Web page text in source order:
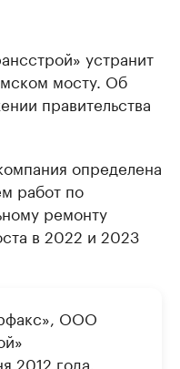
устранит
мосту. Об
правительства
определена
работ по
ремонту
в 2022 и 2023
ООО
2012 года.